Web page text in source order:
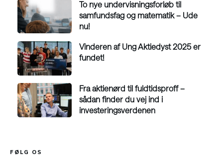
To nye undervisningsforløb til
samfundsfag og matematik – Ude
nu!
Vinderen af Ung Aktiedyst 2025 er
fundet!
Fra aktienørd til fuldtidsproff –
sådan finder du vej ind i
investeringsverdenen
FØLG OS